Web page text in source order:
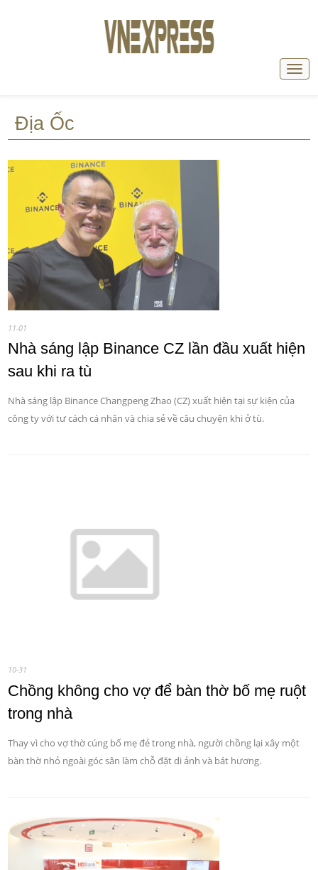
Địa Ốc
11-01
Nhà sáng lập Binance CZ lần đầu xuất hiện
sau khi ra tù
Nhà sáng lập Binance Changpeng Zhao (CZ) xuất hiện tại sự kiện của
công ty với tư cách cá nhân và chia sẻ về câu chuyện khi ở tù.
10-31
Chồng không cho vợ để bàn thờ bố mẹ ruột
trong nhà
Thay vì cho vợ thờ cúng bố mẹ đẻ trong nhà, người chồng lại xây một
bàn thờ nhỏ ngoài góc sân làm chỗ đặt di ảnh và bát hương.